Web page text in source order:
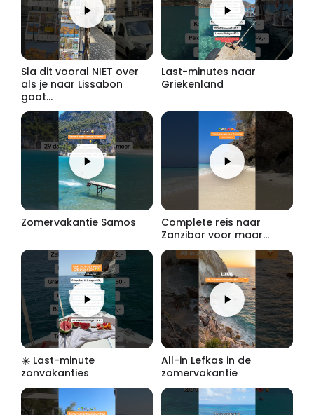
Sla dit vooral NIET over
als je naar Lissabon
gaat...
Last-minutes naar
Griekenland
Zomervakantie Samos
Complete reis naar
Zanzibar voor maar...
☀️ Last-minute
zonvakanties
All-in Lefkas in de
zomervakantie